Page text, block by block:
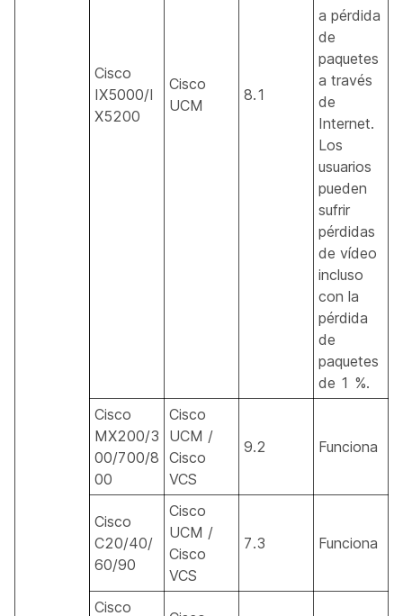
Cisco
IX5000/I
X5200
Cisco
UCM
8.1
a pérdida
de
paquetes
a través
de
Internet.
Los
usuarios
pueden
sufrir
pérdidas
de vídeo
incluso
con la
pérdida
de
paquetes
de 1 %.
Cisco
MX200/3
00/700/8
00
Cisco
UCM /
Cisco
VCS
9.2 Funciona
Cisco
C20/40/
60/90
Cisco
UCM /
Cisco
VCS
7.3 Funciona
Cisco